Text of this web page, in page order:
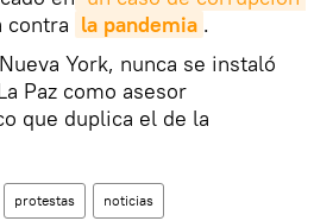
contra la pandemia .
York, nunca se instaló
Paz como asesor
que duplica el de la
protestas noticias